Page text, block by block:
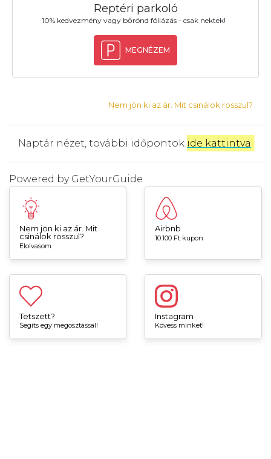
Reptéri parkoló
10% kedvezmény vagy bőrönd fóliázás - csak nektek!
MEGNÉZEM
Nem jön ki az ár. Mit csinálok rosszul?
Naptár nézet, további időpontok ide kattintva
Powered by GetYourGuide
Nem jön ki az ár. Mit
csinálok rosszul?
Elolvasom
Airbnb
10.100 Ft kupon
Tetszett?
Segíts egy megosztással!
Instagram
Kövess minket!